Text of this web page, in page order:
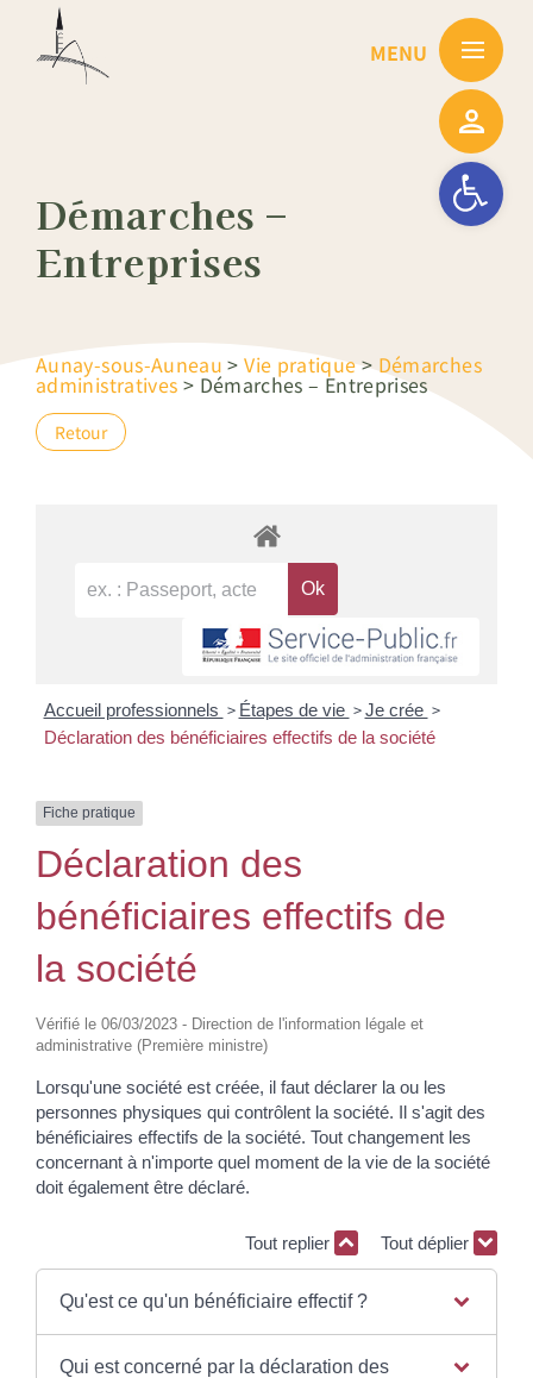
Ouvrir la
Démarches –
Entreprises
Aunay-sous-Auneau >Vie pratique>Démarches
administratives > Démarches – Entreprises
Retour
Accueil professionnels > Étapes de vie > Je crée >
Déclaration des bénéficiaires effectifs de la société
Fiche pratique
Déclaration des
bénéficiaires effectifs de
la société
Vérifié le 06/03/2023 - Direction de l'information légale et
administrative (Première ministre)
Lorsqu'une société est créée, il faut déclarer la ou les
personnes physiques qui contrôlent la société. Il s'agit des
bénéficiaires effectifs de la société. Tout changement les
concernant à n'importe quel moment de la vie de la société
doit également être déclaré.
Tout replier Tout déplier
Qu'est ce qu'un bénéficiaire effectif ?
Qui est concerné par la déclaration des